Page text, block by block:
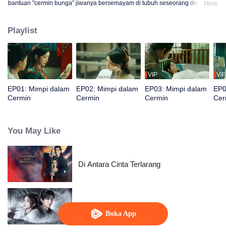
Buka App
bantuan "cermin bunga" jiwanya bersemayam di tubuh seseorang dengan
dendam di istana.
More
Playlist
EP01: Mimpi dalam
Cermin
EP02: Mimpi dalam
Cermin
VIP
EP03: Mimpi dalam
Cermin
VIP
You May Like
Di Antara Cinta Terlarang